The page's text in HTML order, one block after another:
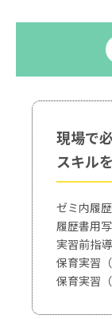
現場で
スキル
ゼミ内履
履歴書用
実習前指導
保育実習（
保育実習（